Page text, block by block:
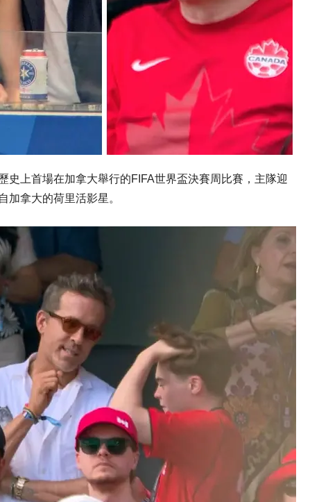
史上首場在加拿大舉行的FIFA世界盃決賽周比賽，主隊迎
加拿大的荷里活影星。